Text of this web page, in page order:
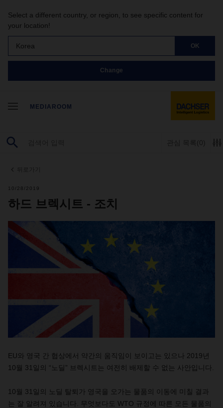
Select a different country, or region, to see specific content for
your location!
Korea OK
Change
MEDIAROOM
관심 목록 (0)
10/28/2019
하드 브렉시트 - 조치
EU와 영국 간 협상에서 약간의 움직임이 보이고는 있으나 2019년
10월 31 일의 “노딜” 브렉시트는 여전히 배제할 수 없는 사안입니다
10월 31 일의 노딜 탈퇴가 영국을 오가는 물품의 이동에 미칠 결과
는 잘 알려져 있습니다 무엇보다도 WTO 규정에 따른 모든 물품의